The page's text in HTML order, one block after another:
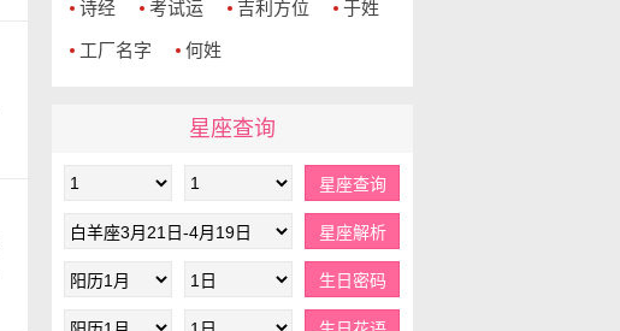
诗经 考试运 吉利方位 于姓
工厂名字 何姓
星座查询